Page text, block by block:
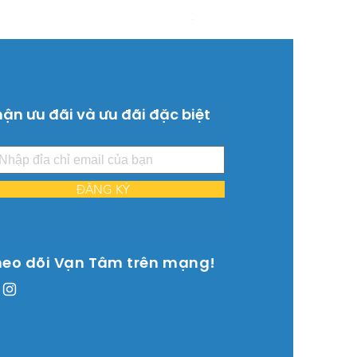
ưu đãi và ưu đãi đặc biệt
ĐĂNG KÝ
dõi Vạn Tâm trên mạng!